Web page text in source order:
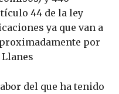
44 de la ley
ya que van a
por
del que ha tenido